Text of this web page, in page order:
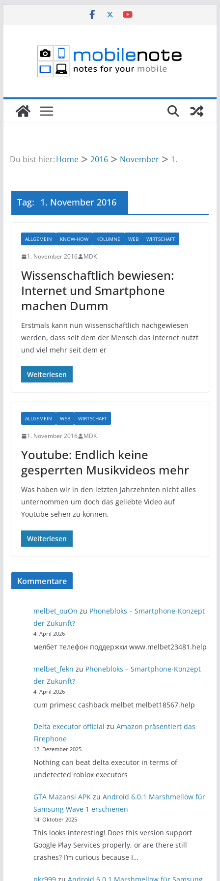
Du bist hier:Home 2016 November 1.
Tag: 1. November 2016
ALLGEMEIN KNOW-HOW KOLUMNE WEB WIRTSCHAFT
1. November 2016 MDK
Wissenschaftlich bewiesen:
Internet und Smartphone
machen Dumm
Erstmals kann nun wissenschaftlich nachgewiesen
werden, dass seit dem der Mensch das Internet nutzt
und viel mehr seit dem er
Weiterlesen
ALLGEMEIN WEB WIRTSCHAFT
1. November 2016 MDK
Youtube: Endlich keine
gesperrten Musikvideos mehr
Was haben wir in den letzten Jahrzehnten nicht alles
unternommen um doch das geliebte Video auf
Youtube sehen zu können,
Weiterlesen
Kommentare
melbet_ouOn zu Phonebloks – Smartphone-Konzept
der Zukunft?
4. April 2026
мелбет телефон поддержки www.melbet23481.help
melbet_fekn zu Phonebloks – Smartphone-Konzept
der Zukunft?
4. April 2026
cum primesc cashback melbet melbet18567.help
Delta executor official zuAmazon präsentiert das
Firephone
12. Dezember 2025
Nothing can beat delta executor in terms of
undetected roblox executors
GTA Mazansi APK zuAndroid 6.0.1 Marshmellow für
Samsung Wave 1 erschienen
14. Oktober 2025
This looks interesting! Does this version support
Google Play Services properly, or are there still
crashes? I’m curious because I…
pkr999 zu Android 6.0.1 Marshmellow für Samsung